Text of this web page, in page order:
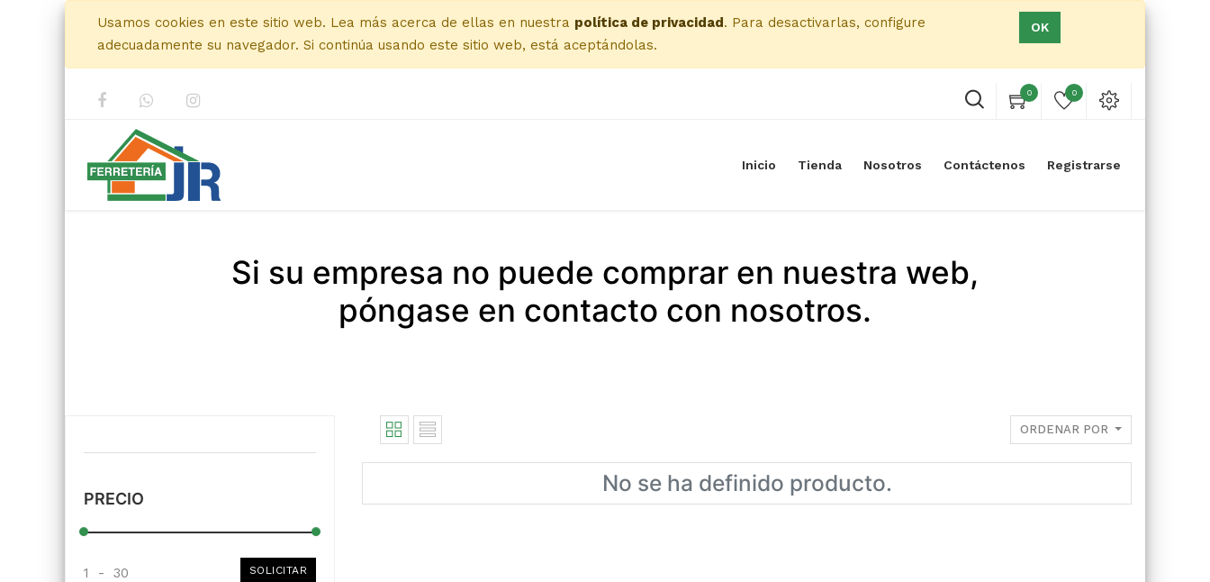
Usamos cookies en este sitio web. Lea más acerca de ellas en nuestra política de privacidad. Para desactivarlas, configure
adecuadamente su navegador. Si continúa usando este sitio web, está aceptándolas.
OK
0 0
Inicio Tienda Nosotros Contáctenos Registrarse
Si su empresa no puede comprar en nuestra web,
póngase en contacto con nosotros.
PRECIO
1 - 30 SOLICITAR
ORDENAR POR
No se ha definido producto.